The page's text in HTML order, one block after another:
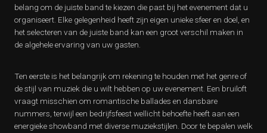
belang om de juiste band te kiezen die past bij het evenement dat u
organiseert. Elke gelegenheid heeft zijn eigen unieke sfeer en doel, en
het selecteren van de juiste band kan een groot verschil maken in
de algehele ervaring van uw gasten.
Ten eerste is het belangrijk om rekening te houden met het genre of
de stijl van muziek die u wilt hebben op uw evenement. Een bruiloft
vraagt misschien om romantische ballades en dansbare
nummers, terwijl een bedrijfsfeest wellicht behoefte heeft aan een
energieke showband met diverse muziekstijlen. Door te bepalen welk